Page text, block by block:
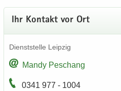
Ihr Kon­takt vor Ort
Dienst­stel­le Leip­zig
Mandy Peschang
0341 977 - 1004